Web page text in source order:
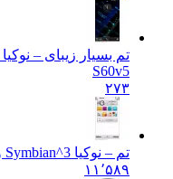
تم بسیار زیبای – نوکیا Symbian^3 و
S60v5
۲۷۳
تم – نوکیا Symbian^3 و
۱۱٬۵۸۹